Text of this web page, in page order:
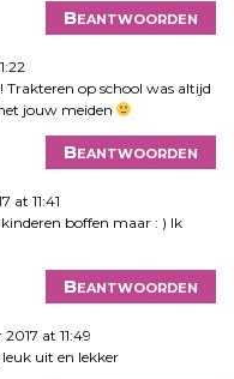
Beantwoorden
op school was altijd
jouw meiden
Beantwoorden
at 11:41
boffen maar : ) Ik
Beantwoorden
at 11:49
uit en lekker